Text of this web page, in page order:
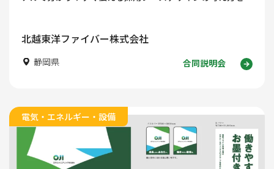
北越東洋ファイバー株式会社
静岡県 合同説明会
電気・エネルギー・設備